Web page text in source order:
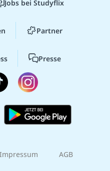
Jobs bei Studyflix
Partner
Presse
Impressum AGB